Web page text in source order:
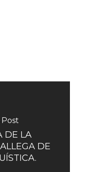
DE LA
DE